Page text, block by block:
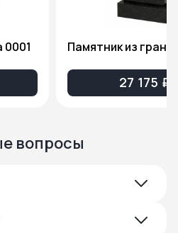
0001
27 175 ₽
вопросы